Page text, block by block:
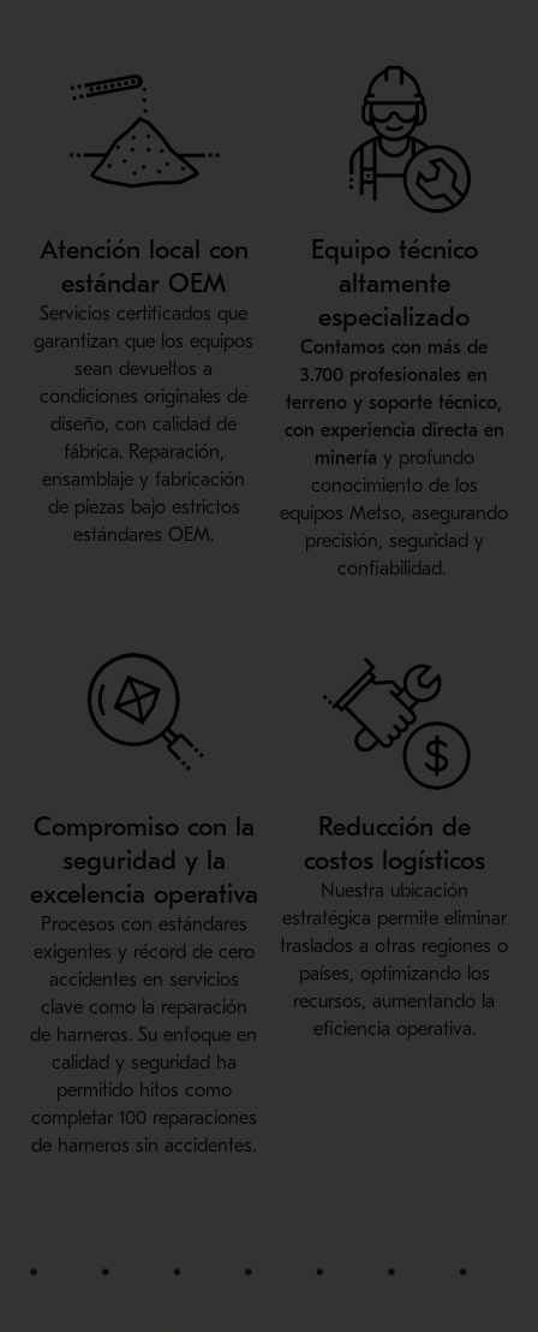
Atención local con
estándar OEM
Servicios certificados que
garantizan que los equipos
sean devueltos a
condiciones originales de
diseño, con calidad de
fábrica. Reparación,
ensamblaje y fabricación
de piezas bajo estrictos
estándares OEM.
Equipo técnico
altamente
especializado
Contamos con más de
3.700 profesionales en
terreno y soporte técnico,
con experiencia directa en
minería y profundo
conocimiento de los
equipos Metso, asegurando
precisión, seguridad y
confiabilidad.
Compromiso con la
seguridad y la
excelencia operativa
Procesos con estándares
exigentes y récord de cero
accidentes en servicios
clave como la reparación
de harneros. Su enfoque en
calidad y seguridad ha
permitido hitos como
completar 100 reparaciones
de harneros sin accidentes.
Reducción de
costos logísticos
Nuestra ubicación
estratégica permite eliminar
traslados a otras regiones o
países, optimizando los
recursos, aumentando la
eficiencia operativa.